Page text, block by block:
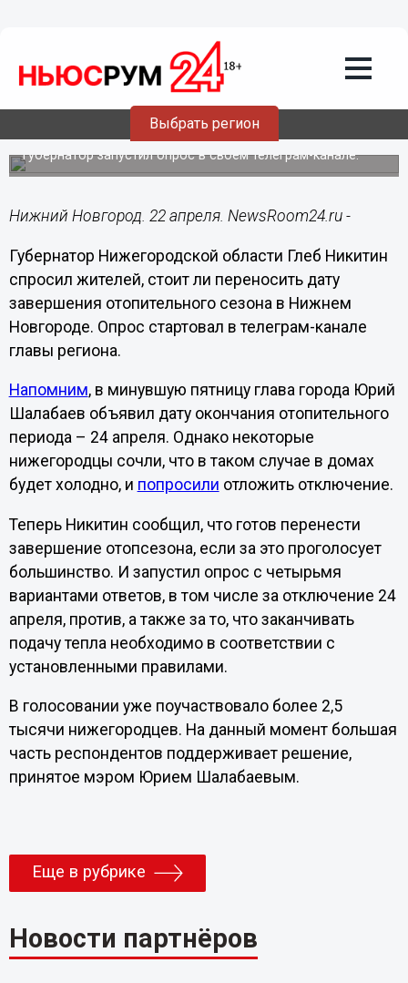
Выбрать регион
Глеб Никитин может перенести
отключение отопления в Нижнем
Губернатор запустил опрос в своем телеграм-канале.
Нижний Новгород. 22 апреля. NewsRoom24.ru -
Губернатор Нижегородской области Глеб Никитин
спросил жителей, стоит ли переносить дату
завершения отопительного сезона в Нижнем
Новгороде. Опрос стартовал в телеграм-канале
главы региона.
Напомним, в минувшую пятницу глава города Юрий
Шалабаев объявил дату окончания отопительного
периода – 24 апреля. Однако некоторые
нижегородцы сочли, что в таком случае в домах
будет холодно, и попросили отложить отключение.
Теперь Никитин сообщил, что готов перенести
завершение отопсезона, если за это проголосует
большинство. И запустил опрос с четырьмя
вариантами ответов, в том числе за отключение 24
апреля, против, а также за то, что заканчивать
подачу тепла необходимо в соответствии с
установленными правилами.
В голосовании уже поучаствовало более 2,5
тысячи нижегородцев. На данный момент большая
часть респондентов поддерживает решение,
принятое мэром Юрием Шалабаевым.
Еще в рубрике
Новости партнёров